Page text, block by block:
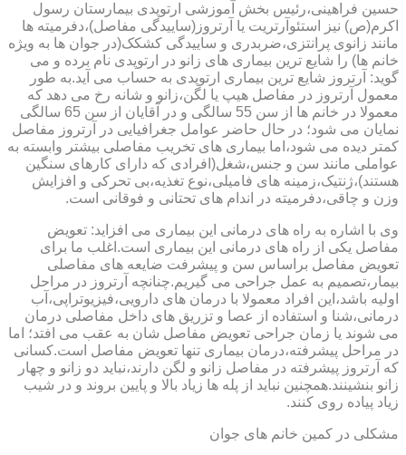
حسین فراهینی،رئیس بخش آموزشی ارتوپدی بیمارستان رسول
اکرم(ص) نیز استئوآرتریت یا آرتروز(ساییدگی مفاصل)،دفرمیته ها
مانند زانوی پرانتزی،ضربدری و ساییدگی کشکک(در جوان ها به ویژه
خانم ها) را شایع ترین بیماری های زانو در ارتوپدی نام برده و می
گوید: آرتروز شایع ترین بیماری ارتوپدی به حساب می آید.به طور
معمول آرتروز در مفاصل هیپ یا لگن،زانو و شانه رخ می دهد که
معمولا در خانم ها از سن 55 سالگی و در آقایان از سن 65 سالگی
نمایان می شود؛ در حال حاضر عوامل جغرافیایی در آرتروز مفاصل
کمتر دیده می شود،اما بیماری های تخریب مفاصلی بیشتر وابسته به
عواملی مانند سن و جنس،شغل(افرادی که دارای کارهای سنگین
هستند)،ژنتیک،زمینه های فامیلی،نوع تغذیه،بی تحرکی و افزایش
وزن و چاقی،دفرمیته در اندام های تحتانی و فوقانی است.
وی با اشاره به راه های درمانی این بیماری می افزاید: تعویض
مفاصل یکی از راه های درمانی این بیماری است.اغلب ما برای
تعویض مفاصل براساس سن و پیشرفت ضایعه های مفاصلی
بیمار،تصمیم به عمل جراحی می گیریم.چنانچه آرتروز در مراحل
اولیه باشد،این افراد معمولا با درمان های دارویی،فیزیوتراپی،آب
درمانی،شنا و استفاده از عصا و تزریق های داخل مفاصلی درمان
می شوند یا زمان جراحی تعویض مفاصل شان به عقب می افتد؛ اما
در مراحل پیشرفته،درمان بیماری تنها تعویض مفاصل است.کسانی
که آرتروز پیشرفته در مفاصل زانو و لگن دارند،نباید دو زانو و چهار
زانو بنشینند.همچنین نباید از پله ها زیاد بالا و پایین بروند و در شیب
زیاد پیاده روی کنند.
مشکلی در کمین خانم های جوان